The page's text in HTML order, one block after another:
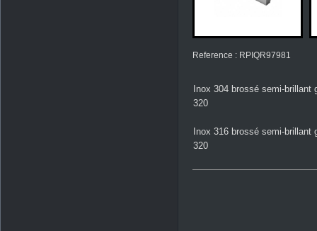
Reference : RPIQR97981
Inox 304 brossé semi-brillant
320
Inox 316 brossé semi-brillant
320